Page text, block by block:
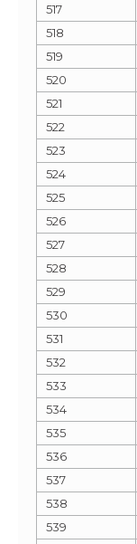
517
518
519
520
521
522
523
524
525
526
527
528
529
530
531
532
533
534
535
536
537
538
539